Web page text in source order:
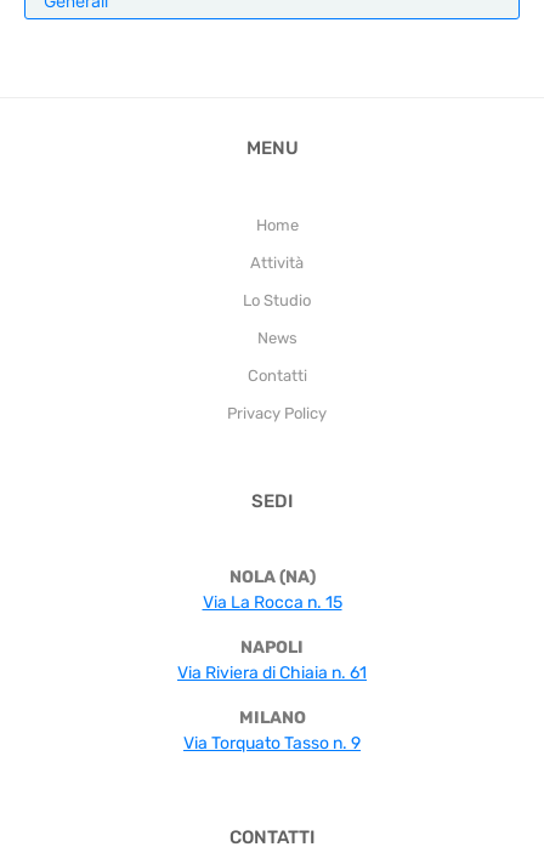
MENU
Home
Attività
Lo Studio
News
Contatti
Privacy Policy
SEDI
NOLA (NA)
Via La Rocca n. 15
NAPOLI
Via Riviera di Chiaia n. 61
MILANO
Via Torquato Tasso n. 9
CONTATTI